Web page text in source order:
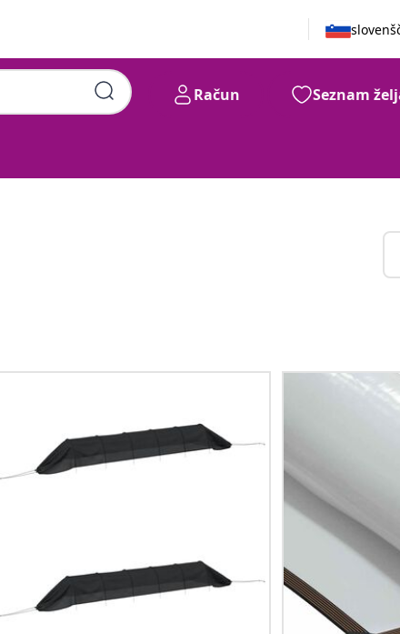
Račun Seznam